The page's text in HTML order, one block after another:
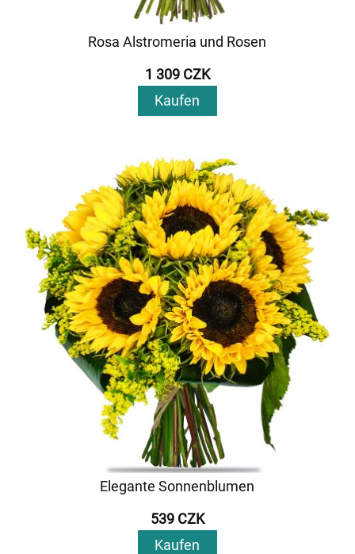
Rosa Alstromeria und Rosen
1 309 CZK
Kaufen
Elegante Sonnenblumen
539 CZK
Kaufen